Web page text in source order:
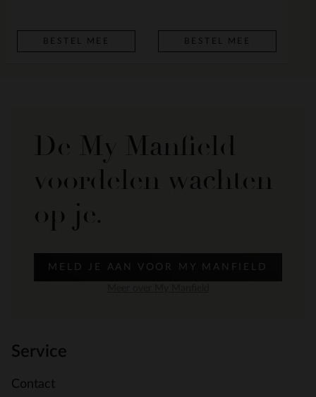
BESTEL MEE BESTEL MEE
De My Manfield
voordelen wachten
op je.
MELD JE AAN VOOR MY MANFIELD
Service
Contact